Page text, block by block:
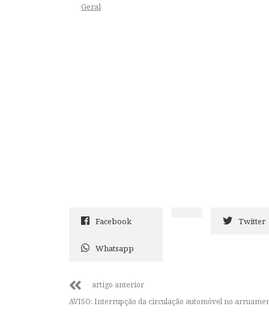
Geral
Facebook Twitter
Whatsapp
artigo anterior
AVISO: Interrupção da circulação automóvel no